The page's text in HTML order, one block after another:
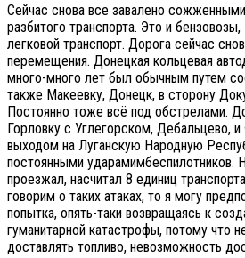
Сейчас снова все завалено
разбитого транспорта. Это и
легковой транспорт. Дорога сейчас
перемещения. Донецкая кольцевая
много-много лет был обычным путем
также Макеевку, Донецк, в сторону
Постоянно тоже всё под обстрелами.
Горловку с Углегорском, Дебальцево,
выходом на Луганскую Народную
постоянными ударамимбеспилотников.
проезжал, насчитал 8 единиц
говорим о таких атаках, то я могу
попытка, опять-таки возвращаясь к
гуманитарной катастрофы, потому что
доставлять топливо, невозможность